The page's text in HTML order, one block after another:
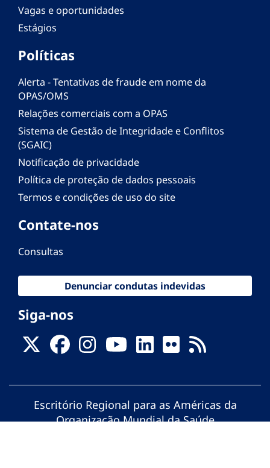
Vagas e oportunidades
Estágios
Políticas
Alerta - Tentativas de fraude em nome da
OPAS/OMS
Relações comerciais com a OPAS
Sistema de Gestão de Integridade e Conflitos
(SGAIC)
Notificação de privacidade
Política de proteção de dados pessoais
Termos e condições de uso do site
Contate-nos
Consultas
Denunciar condutas indevidas
Siga-nos
Escritório Regional para as Américas da
Organização Mundial da Saúde